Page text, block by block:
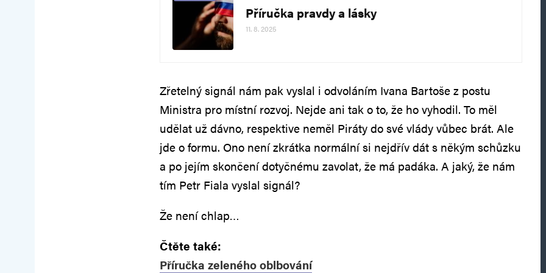
Příručka pravdy a lásky
11. 8. 2025
Zřetelný signál nám pak vyslal i odvoláním Ivana Bartoše z postu
Ministra pro místní rozvoj. Nejde ani tak o to, že ho vyhodil. To měl
udělat už dávno, respektive neměl Piráty do své vlády vůbec brát. Ale
jde o formu. Ono není zkrátka normální si nejdřív dát s někým schůzku
a po jejím skončení dotyčnému zavolat, že má padáka. A jaký, že nám
tím Petr Fiala vyslal signál?
Že není chlap…
Čtěte také:
Příručka zeleného oblbování